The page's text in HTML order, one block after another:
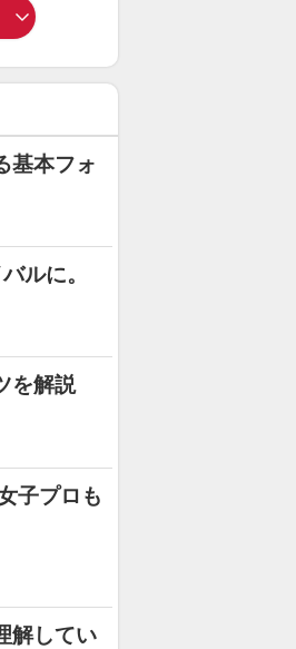
基本フォ
ルに。
を解説
子プロも
解してい